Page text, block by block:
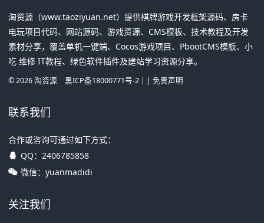
淘资源（www.taoziyuan.net）提供棋牌游戏开发框架源码、房卡
电玩项目代码、网站源码、游戏资源、CMS模板、技术教程及开发
素材分享，覆盖单机一键端、Cocos游戏项目、PbootCMS模板、小
吃 维修 IT教程、绿色软件插件及建站学习资源分享。
©2026淘资源 黑ICP备18000771号-2| | 免责声明
联系我们
合作或咨询可通过如下方式：
QQ： 2406785858
微信：yuanmadidi
关注我们